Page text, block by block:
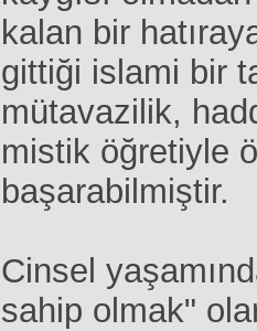
kalan bir
gittiği islami bir
mütavazilik,
mistik öğretiyle
başarabilmiştir.
Cinsel
sahip olmak"